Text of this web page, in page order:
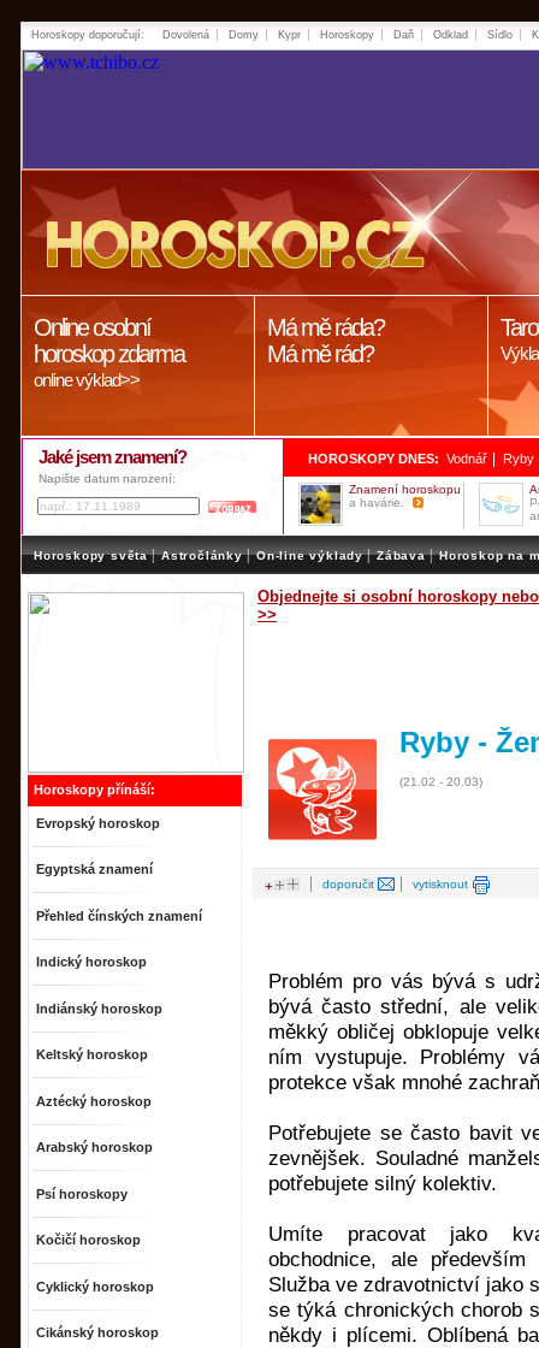
Horoskopy doporučují: Dovolená Domy Kypr Horoskopy Daň Odklad Sídlo
Online osobní
horoskop zdarma
online výklad>>
Má mě ráda?
Má mě rád?
Jaké jsem znamení?
Napište datum narození:
HOROSKOPY DNES: Vodnář Ryby
Znamení horoskopu
a havárie.
Horoskopy světa | Astročlánky | On-line výklady | Zábava | Horoskop na
Horoskopy přínáší:
Evropský horoskop
Egyptská znamení
Přehled čínských znamení
Indický horoskop
Indiánský horoskop
Keltský horoskop
Aztécký horoskop
Arabský horoskop
Psí horoskopy
Kočičí horoskop
Cyklický horoskop
Cikánský horoskop
Objednejte si osobní horoskopy
>>
Ryby -
(21.02 - 20.03)
| doporučit | vytisknout
Problém pro vás bývá s
bývá často střední, ale
měkký obličej obklopuje
ním vystupuje. Problémy
protekce však mnohé
Potřebujete se často bavit
zevnějšek. Souladné
potřebujete silný kolektiv.
Umíte pracovat jako
obchodnice, ale
Služba ve zdravotnictví jako
se týká chronických chorob
někdy i plícemi. Oblíbená